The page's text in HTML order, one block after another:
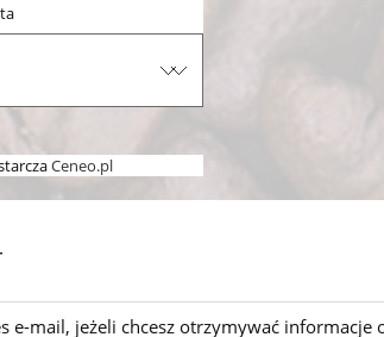
Ceneo.pl
e-mail, jeżeli chcesz otrzymywać informacje